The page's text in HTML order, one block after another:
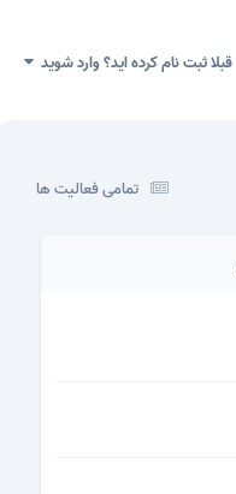
قبلا ثبت نام کرده اید؟ وارد شوید
تمامی فعالیت ها